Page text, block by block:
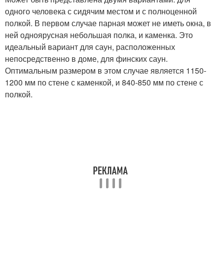
одного человека с сидячим местом и с полноценной
полкой. В первом случае парная может не иметь окна, в
ней одноярусная небольшая полка, и каменка. Это
идеальный вариант для саун, расположенных
непосредственно в доме, для финских саун.
Оптимальным размером в этом случае является 1150-
1200 мм по стене с каменкой, и 840-850 мм по стене с
полкой.